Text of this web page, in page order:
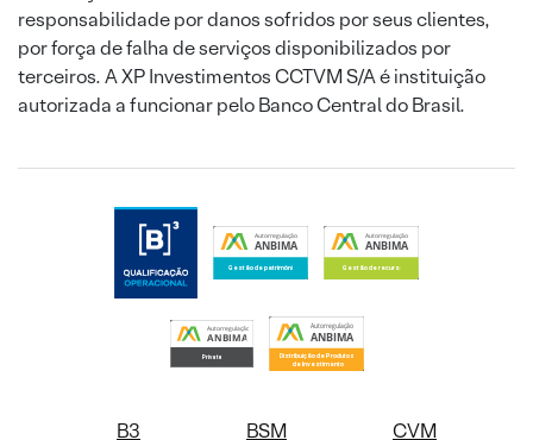
responsabilidade por danos sofridos por seus clientes,
por força de falha de serviços disponibilizados por
terceiros. A XP Investimentos CCTVM S/A é instituição
autorizada a funcionar pelo Banco Central do Brasil.
B3 BSM CVM